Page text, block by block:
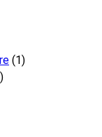
(1)